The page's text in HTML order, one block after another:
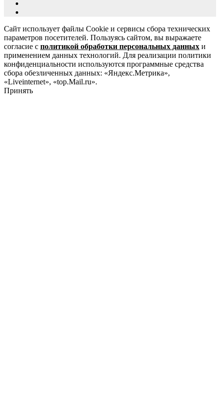
Сайт использует файлы Cookie и сервисы сбора технических
параметров посетителей. Пользуясь сайтом, вы выражаете
согласие с политикой обработки персональных данных и
применением данных технологий. Для реализации политики
конфиденциальности используются программные средства
сбора обезличенных данных: «Яндекс.Метрика»,
«Liveinternet», «top.Mail.ru».
Принять